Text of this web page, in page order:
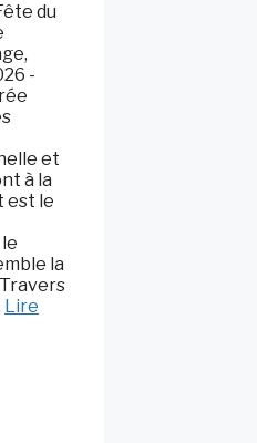
du
-
et
à la
est le
la
Lire